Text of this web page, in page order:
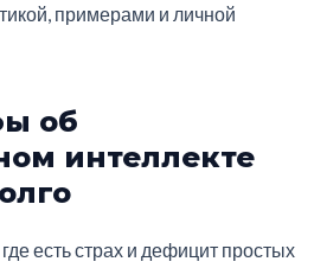
примерами и личной
об
интеллекте
есть страх и дефицит простых